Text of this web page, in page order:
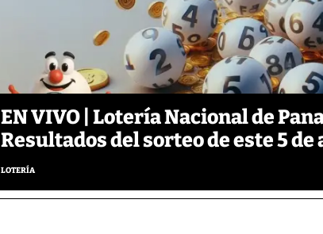
EN VIVO | Lotería Nacional de
Resultados del sorteo de este 5 de
LOTERÍA